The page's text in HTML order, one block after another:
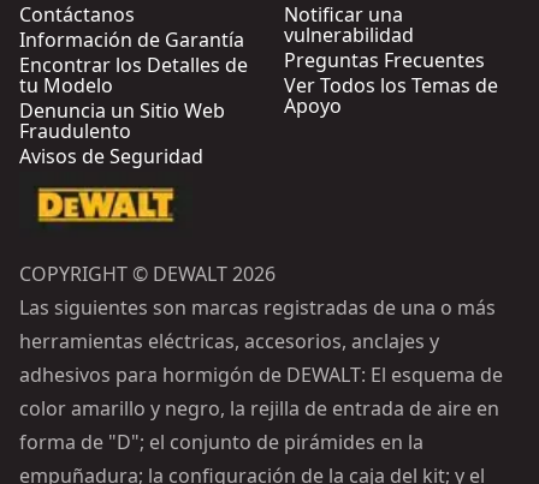
Contáctanos
Información de Garantía
Encontrar los Detalles de
tu Modelo
Denuncia un Sitio Web
Fraudulento
Avisos de Seguridad
Notificar una
vulnerabilidad
Preguntas Frecuentes
Ver Todos los Temas de
Apoyo
COPYRIGHT © DEWALT 2026
Las siguientes son marcas registradas de una o más
herramientas eléctricas, accesorios, anclajes y
adhesivos para hormigón de DEWALT: El esquema de
color amarillo y negro, la rejilla de entrada de aire en
forma de "D"; el conjunto de pirámides en la
empuñadura; la configuración de la caja del kit; y el